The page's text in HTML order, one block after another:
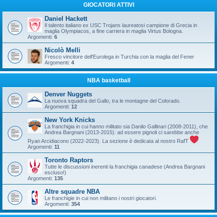
GIOCATORI ATTIVI
Daniel Hackett
Il talento italiano ex USC Trojans laureatosi campione di Grecia in
maglia Olympiacos, a fine carriera in maglia Virtus Bologna.
Argomenti: 6
Nicolò Melli
Fresco vincitore dell'Eurolega in Turchia con la maglia del Fener
Argomenti: 4
NBA basketball
Denver Nuggets
La nuova squadra del Gallo, tra le montagne del Colorado.
Argomenti: 12
New York Knicks
La franchigia in cui hanno militato sia Danilo Gallinari (2008-2011), che
Andrea Bargnani (2013-2015): ad essere pignoli ci sarebbe anche
Ryan Arcidiacono (2022-2023). La sezione è dedicata al nostro RafT
Argomenti: 11
Toronto Raptors
Tutte le discussioni inerenti la franchigia canadese (Andrea Bargnani
escluso!)
Argomenti: 135
Altre squadre NBA
Le franchigie in cui non militano i nostri giocatori.
Argomenti: 354